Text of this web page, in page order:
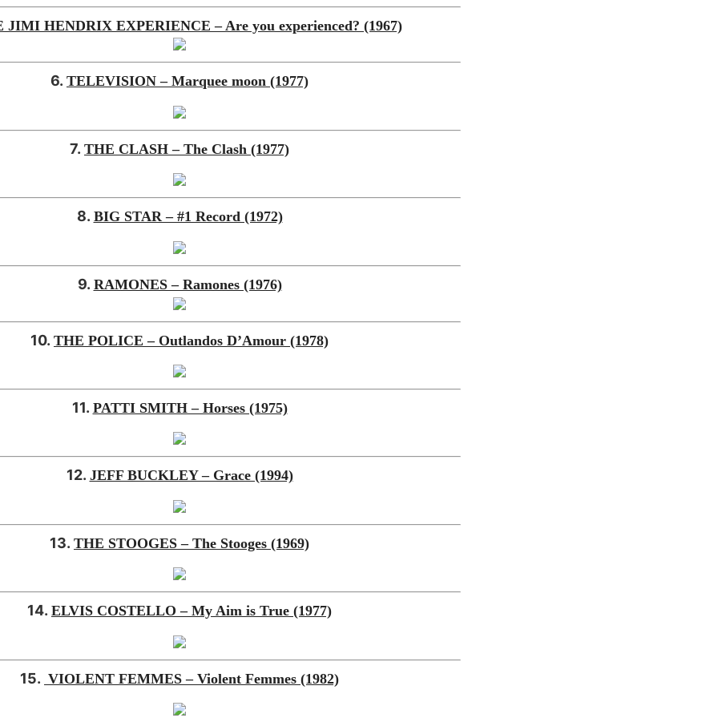
JIMI HENDRIX EXPERIENCE – Are you experienced? (1967)
6. TELEVISION – Marquee moon (1977)
7. THE CLASH – The Clash (1977)
8. BIG STAR – #1 Record (1972)
9. RAMONES – Ramones (1976)
10. THE POLICE – Outlandos D’Amour (1978)
11. PATTI SMITH – Horses (1975)
12. JEFF BUCKLEY – Grace (1994)
13. THE STOOGES – The Stooges (1969)
14. ELVIS COSTELLO – My Aim is True (1977)
15. VIOLENT FEMMES – Violent Femmes (1982)